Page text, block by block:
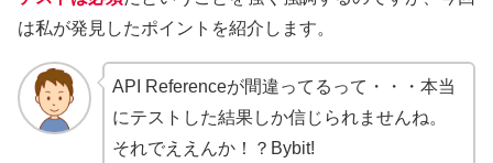
は私が発見したポイントを紹介します。
API Referenceが間違ってるって・・・本当
にテストした結果しか信じられませんね。
それでええんか！？Bybit!